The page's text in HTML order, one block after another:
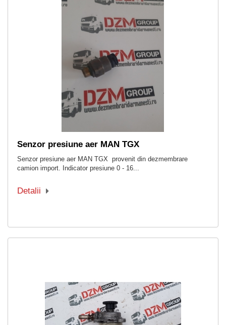
Senzor presiune aer MAN TGX
Senzor presiune aer MAN TGX provenit din dezmembrare
camion import. Indicator presiune 0 - 16...
Detalii